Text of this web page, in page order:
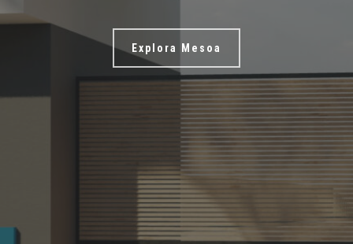
Explora Mesoa